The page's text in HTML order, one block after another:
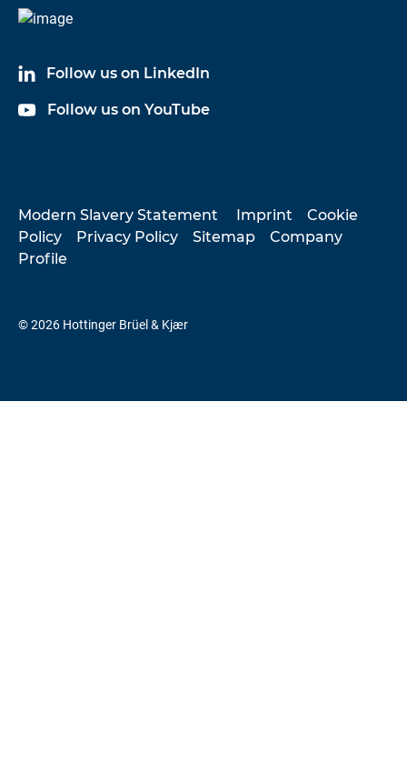
Follow us on LinkedIn
Follow us on YouTube
Modern Slavery Statement Imprint
Cookie
Policy
Privacy Policy Sitemap
Company
Profile
© 2026 Hottinger Brüel & Kjær